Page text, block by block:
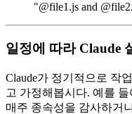
"@file1.js and
일정에 따라 Claude
Claude가 정기적으로 작
고 가정해봅시다. 예를
매주 종속성을 감사하거